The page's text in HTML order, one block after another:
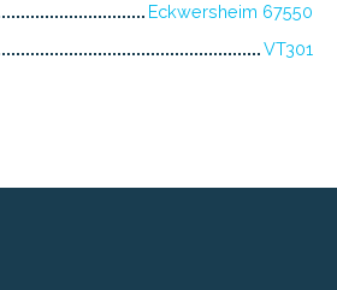
Eckwersheim 67550
VT301